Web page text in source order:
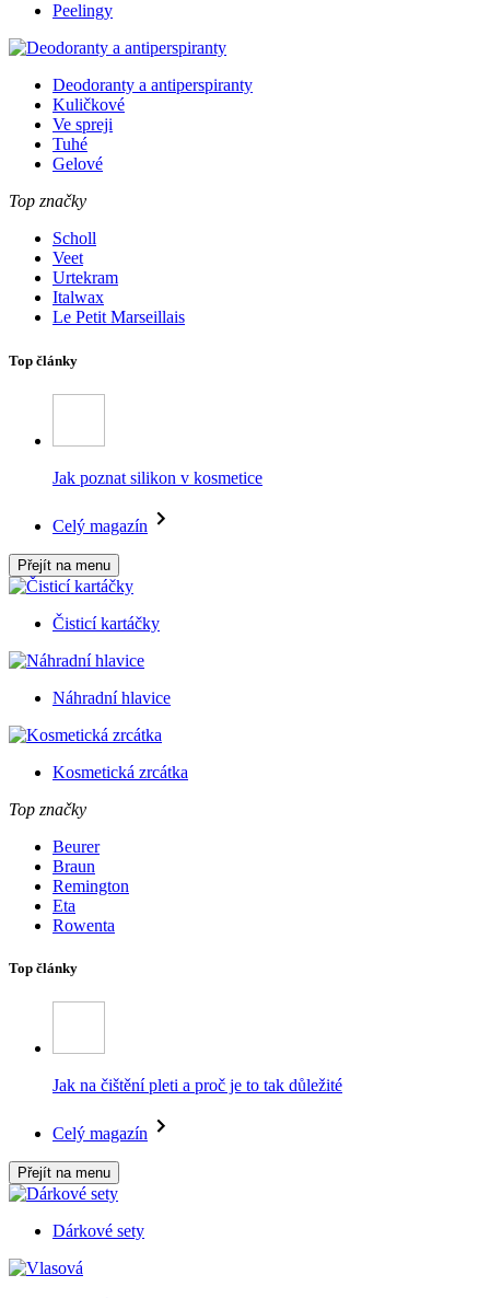
Peelingy
Deodoranty a antiperspiranty
Kuličkové
Ve spreji
Tuhé
Gelové
Top značky
Scholl
Veet
Urtekram
Italwax
Le Petit Marseillais
Top články
Jak poznat silikon v kosmetice
Celý magazín
Přejít na menu
Čisticí kartáčky
Náhradní hlavice
Kosmetická zrcátka
Top značky
Beurer
Braun
Remington
Eta
Rowenta
Top články
Jak na čištění pleti a proč je to tak důležité
Celý magazín
Přejít na menu
Dárkové sety